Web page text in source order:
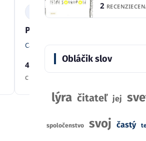
PRE DETI
Pán tieňov
Cassandra Clare
4 RECENZIE
CENA Z
2 RECENZIE
Obláčik slov
lýra čitateľ jej
spoločenstvo svoj častý